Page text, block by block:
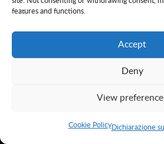
features and functions.
Accept
Deny
View
Cookie PolicyDichiarazione